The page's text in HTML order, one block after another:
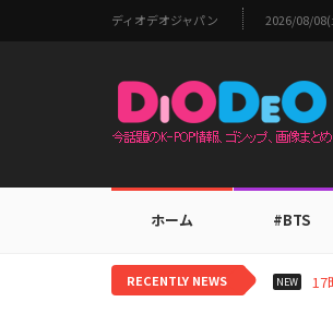
ディオデオジャパン 2026/08/
ホーム #BTS
RECENTLY NEWS NEW 19